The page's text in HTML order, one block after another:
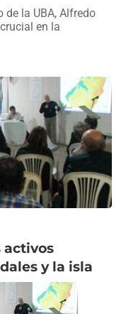
de la UBA, Alfredo
en la
activos
y la isla